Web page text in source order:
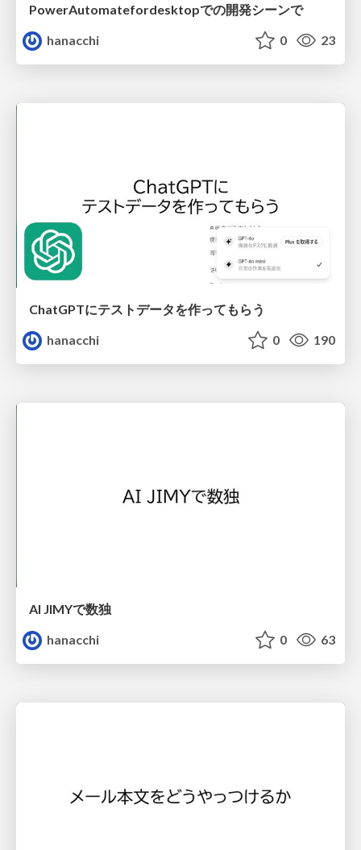
PowerAutomatefordesktopでの開発シーンで
hanacchi
0 23
ChatGPTにテストデータを作ってもらう
hanacchi
0 190
AI JIMYで数独
hanacchi
0 63